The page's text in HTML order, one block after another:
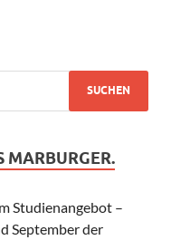
MARBURGER.
Studienangebot –
September der